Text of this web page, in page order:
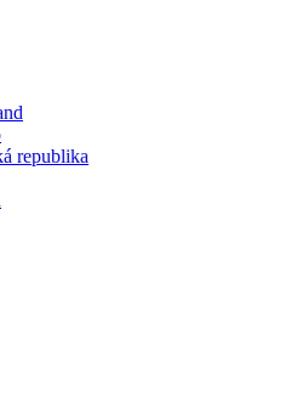
republika